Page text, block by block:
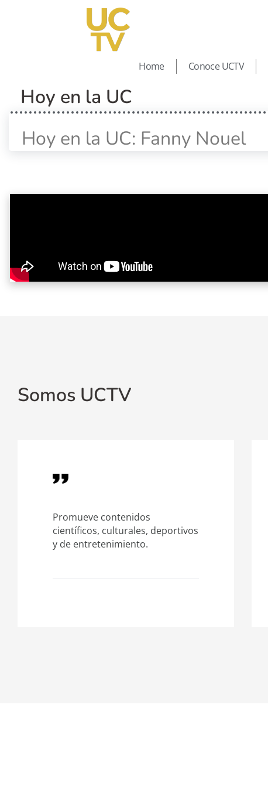
Home Conoce UCTV
Hoy en la UC
Hoy en la UC: Fanny Nouel
Somos UCTV
Promueve contenidos
científicos, culturales, deportivos
y de entretenimiento.